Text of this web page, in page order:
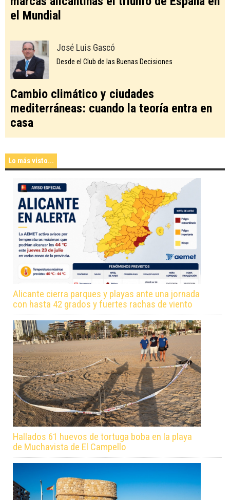
el Mundial
José Luis Gascó
Desde el Club de las Buenas Decisiones
Cambio climático y ciudades
mediterráneas: cuando la teoría entra en
casa
Lo más visto...
Alicante cierra parques y playas ante una jornada
con hasta 42 grados y fuertes rachas de viento
Hallados 61 huevos de tortuga boba en la playa
de Muchavista de El Campello